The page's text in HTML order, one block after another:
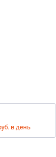
в день